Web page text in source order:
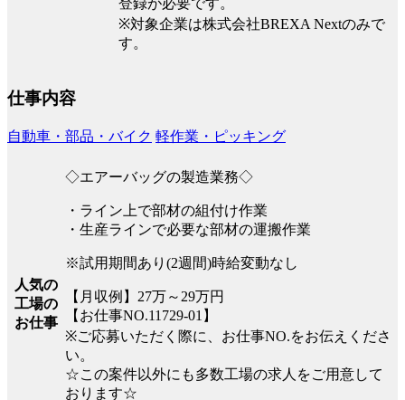
※対象企業は株式会社BREXA Nextのみで
す。
仕事内容
自動車・部品・バイク 軽作業・ピッキング
人気の
工場の
お仕事
◇エアーバッグの製造業務◇
・ライン上で部材の組付け作業
・生産ラインで必要な部材の運搬作業
※試用期間あり(2週間)時給変動なし
【月収例】27万～29万円
【お仕事NO.11729-01】
※ご応募いただく際に、お仕事NO.をお伝えくださ
い。
☆この案件以外にも多数工場の求人をご用意して
おります☆